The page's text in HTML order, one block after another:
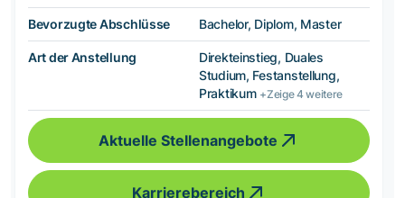
Bevorzugte Abschlüsse Bachelor, Diplom, Master
Art der Anstellung
Direkteinstieg, Duales
Studium, Festanstellung,
Praktikum +Zeige 4 weitere
Aktuelle Stellenangebote
Karrierebereich